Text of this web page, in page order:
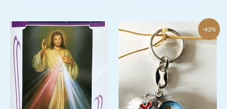
-42%